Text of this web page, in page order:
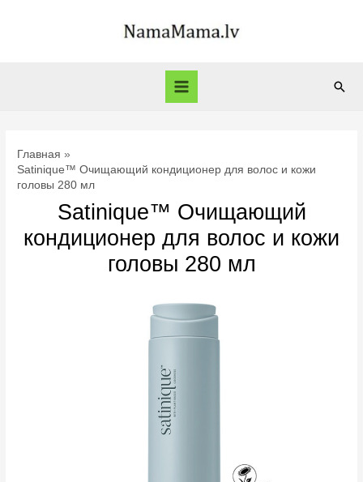
Main
Главная
Satinique™ Очищающий кондиционер для волос и кожи
головы 280 мл
Satinique™ Очищающий
кондиционер для волос и кожи
головы 280 мл